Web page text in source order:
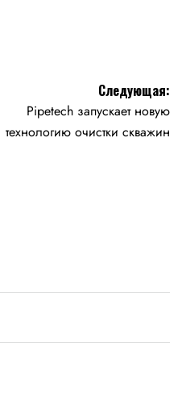
Следующая:
Pipetech запускает новую
технологию очистки скважин